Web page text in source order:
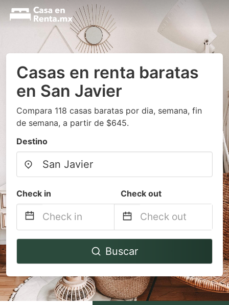
Casas en renta baratas
en San Javier
Compara 118 casas baratas por dia, semana, fin
de semana, a partir de $645.
Destino
Check in Check out
Navigate
to
interact
with
Navigate
to
interact
with
Buscar